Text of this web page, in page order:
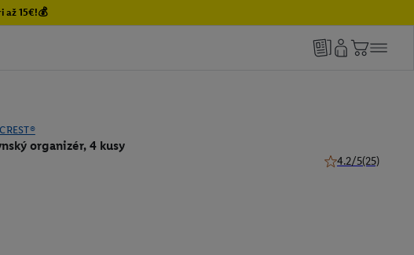
až 15€!💰
organizér, 4 kusy
4.2/5(25)